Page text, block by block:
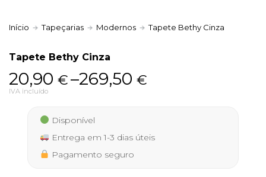
Início Tapeçarias Modernos Tapete Bethy Cinza
Tapete Bethy Cinza
20,90 €–269,50€
Price
range:
20,90 €
through
269,50 €
IVA incluído
Disponível
Entrega em 1-3 dias úteis
Pagamento seguro